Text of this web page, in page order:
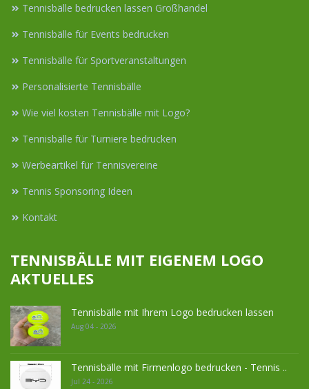
Tennisbälle bedrucken lassen Großhandel
Tennisbälle für Events bedrucken
Tennisbälle für Sportveranstaltungen
Personalisierte Tennisbälle
Wie viel kosten Tennisbälle mit Logo?
Tennisbälle für Turniere bedrucken
Werbeartikel für Tennisvereine
Tennis Sponsoring Ideen
Kontakt
TENNISBÄLLE MIT EIGENEM LOGO
AKTUELLES
Tennisbälle mit Ihrem Logo bedrucken lassen
Aug 04 - 2026
Tennisbälle mit Firmenlogo bedrucken - Tennis ..
Jul 24 - 2026